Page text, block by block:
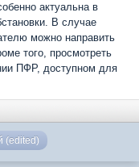
актуальна в
В случае
можно направить
того, просмотреть
ПФР, доступном для
(edited)